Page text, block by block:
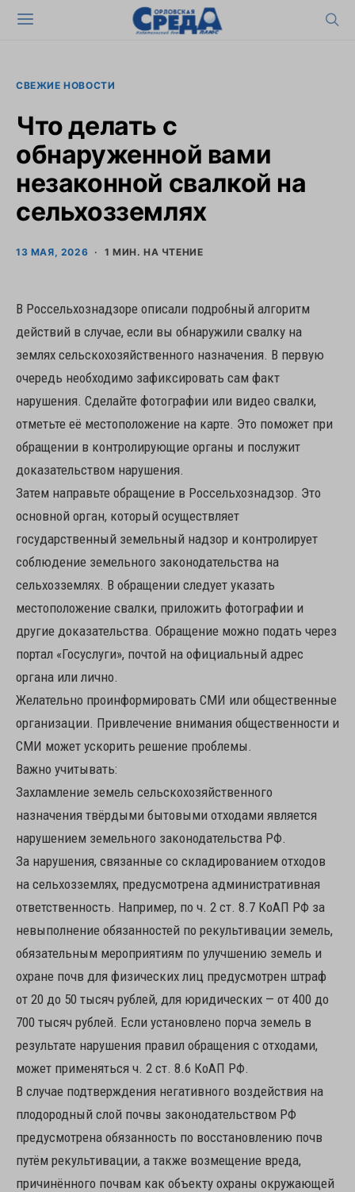
СВЕЖИЕ НОВОСТИ
Что делать с
обнаруженной вами
незаконной свалкой на
сельхозземлях
13 МАЯ, 2026 1 МИН. НА ЧТЕНИЕ
В Россельхознадзоре описали подробный алгоритм
действий в случае, если вы обнаружили свалку на
землях сельскохозяйственного назначения. В первую
очередь необходимо зафиксировать сам факт
нарушения. Сделайте фотографии или видео свалки,
отметьте её местоположение на карте. Это поможет при
обращении в контролирующие органы и послужит
доказательством нарушения.
Затем направьте обращение в Россельхознадзор. Это
основной орган, который осуществляет
государственный земельный надзор и контролирует
соблюдение земельного законодательства на
сельхозземлях. В обращении следует указать
местоположение свалки, приложить фотографии и
другие доказательства. Обращение можно подать через
портал «Госуслуги», почтой на официальный адрес
органа или лично.
Желательно проинформировать СМИ или общественные
организации. Привлечение внимания общественности и
СМИ может ускорить решение проблемы.
Важно учитывать:
Захламление земель сельскохозяйственного
назначения твёрдыми бытовыми отходами является
нарушением земельного законодательства РФ.
За нарушения, связанные со складированием отходов
на сельхозземлях, предусмотрена административная
ответственность. Например, по ч. 2 ст. 8.7 КоАП РФ за
невыполнение обязанностей по рекультивации земель,
обязательным мероприятиям по улучшению земель и
охране почв для физических лиц предусмотрен штраф
от 20 до 50 тысяч рублей, для юридических — от 400 до
700 тысяч рублей. Если установлено порча земель в
результате нарушения правил обращения с отходами,
может применяться ч. 2 ст. 8.6 КоАП РФ.
В случае подтверждения негативного воздействия на
плодородный слой почвы законодательством РФ
предусмотрена обязанность по восстановлению почв
путём рекультивации, а также возмещение вреда,
причинённого почвам как объекту охраны окружающей